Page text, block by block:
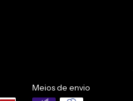
Meios de envio